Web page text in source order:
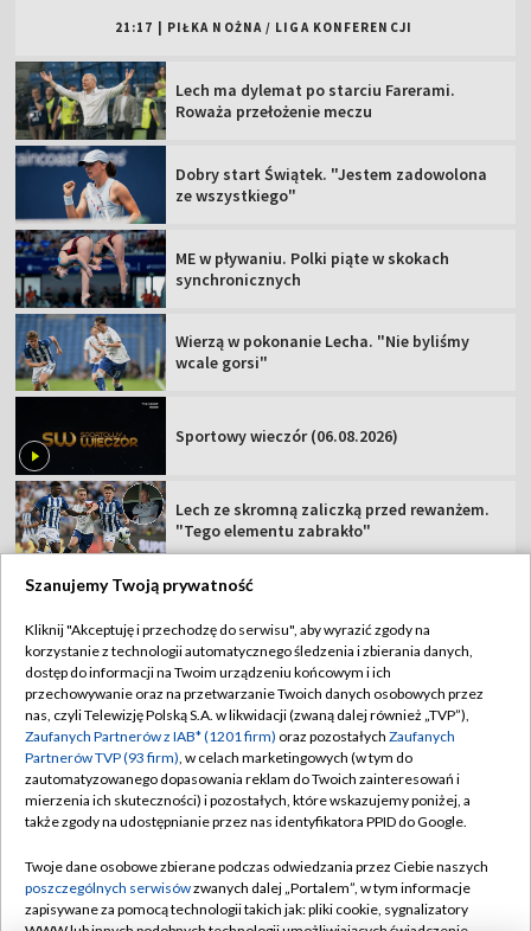
21:17 PIŁKA NOŻNA / LIGA KONFERENCJI
Lech ma dylemat po starciu Farerami.
Roważa przełożenie meczu
Dobry start Świątek. "Jestem zadowolona
ze wszystkiego"
ME w pływaniu. Polki piąte w skokach
synchronicznych
Wierzą w pokonanie Lecha. "Nie byliśmy
wcale gorsi"
Sportowy wieczór (06.08.2026)
Lech ze skromną zaliczką przed rewanżem.
"Tego elementu zabrakło"
TVP
Abonament TVP
Sklep TVP
Biuro Reklamy
Oferta Handlowa
Emisja w TVP
Rada Programowa
Regulamin TVP
Polityka prywatności
Moje zgody
Biuro reklamy
Kanały
Szanujemy Twoją prywatność
Kliknij "Akceptuję i przechodzę do serwisu", aby wyrazić zgody na
korzystanie z technologii automatycznego śledzenia i zbierania danych,
dostęp do informacji na Twoim urządzeniu końcowym i ich
przechowywanie oraz na przetwarzanie Twoich danych osobowych przez
nas, czyli Telewizję Polską S.A. w likwidacji (zwaną dalej również „TVP”),
Zaufanych Partnerów z IAB* (1201 firm) oraz pozostałych Zaufanych
Partnerów TVP (93 firm), w celach marketingowych (w tym do
zautomatyzowanego dopasowania reklam do Twoich zainteresowań i
mierzenia ich skuteczności) i pozostałych, które wskazujemy poniżej, a
także zgody na udostępnianie przez nas identyfikatora PPID do Google.
Twoje dane osobowe zbierane podczas odwiedzania przez Ciebie naszych
poszczególnych serwisówzwanych dalej „Portalem”, w tym informacje
zapisywane za pomocą technologii takich jak: pliki cookie, sygnalizatory